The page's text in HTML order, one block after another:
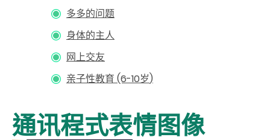
多多的问题
身体的主人
网上交友
亲子性教育 (6-10岁)
通讯程式表情图像